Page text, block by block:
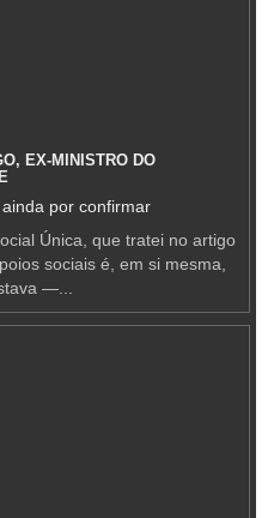
EX-MINISTRO DO
por confirmar
Única, que tratei no artigo
sociais é, em si mesma,
—...